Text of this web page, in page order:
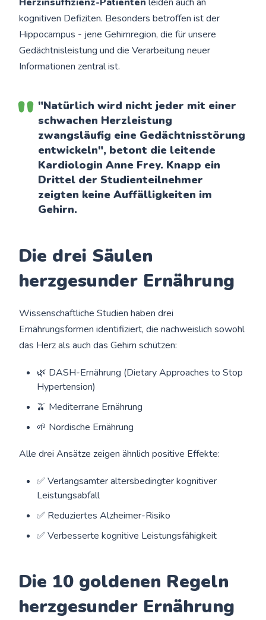
kognitiven Defiziten. Besonders betroffen ist der
Hippocampus - jene Gehirnregion, die für unsere
Gedächtnisleistung und die Verarbeitung neuer
Informationen zentral ist.
"Natürlich wird nicht jeder mit einer
schwachen Herzleistung
zwangsläufig eine Gedächtnisstörung
entwickeln", betont die leitende
Kardiologin Anne Frey. Knapp ein
Drittel der Studienteilnehmer
zeigten keine Auffälligkeiten im
Gehirn.
Die drei Säulen
herzgesunder Ernährung
Wissenschaftliche Studien haben drei
Ernährungsformen identifiziert, die nachweislich sowohl
das Herz als auch das Gehirn schützen:
🌿 DASH-Ernährung (Dietary Approaches to Stop
Hypertension)
🫒 Mediterrane Ernährung
🌱 Nordische Ernährung
Alle drei Ansätze zeigen ähnlich positive Effekte:
✅ Verlangsamter altersbedingter kognitiver
Leistungsabfall
✅ Reduziertes Alzheimer-Risiko
✅ Verbesserte kognitive Leistungsfähigkeit
Die 10 goldenen Regeln
herzgesunder Ernährung